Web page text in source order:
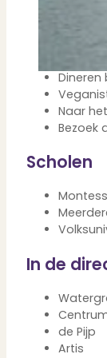
Alle
Over
Over
Wie
Leer
Kom
De
Borrelen
Naar
Bezoek
Scholen
In de
de Pijp
Artis